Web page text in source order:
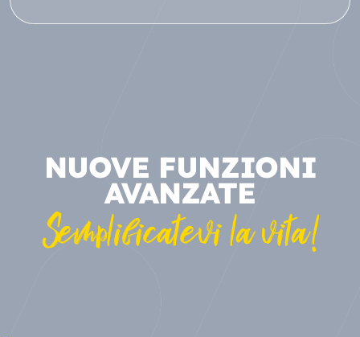
NUOVE FUNZIONI
AVANZATE
Semplificatevi la vita!